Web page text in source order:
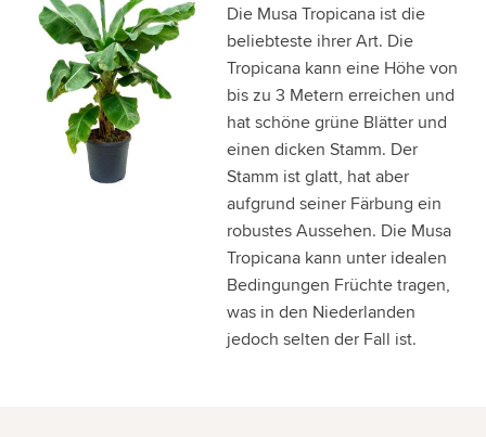
Die Musa Tropicana ist die
beliebteste ihrer Art. Die
Tropicana kann eine Höhe von
bis zu 3 Metern erreichen und
hat schöne grüne Blätter und
einen dicken Stamm. Der
Stamm ist glatt, hat aber
aufgrund seiner Färbung ein
robustes Aussehen. Die Musa
Tropicana kann unter idealen
Bedingungen Früchte tragen,
was in den Niederlanden
jedoch selten der Fall ist.